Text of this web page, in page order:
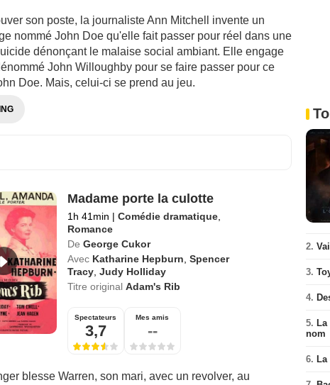
son poste, la journaliste Ann Mitchell invente un
nommé John Doe qu'elle fait passer pour réel dans une
dénonçant le malaise social ambiant. Elle engage
John Willoughby pour se faire passer pour ce
Doe. Mais, celui-ci se prend au jeu.
Madame porte la culotte
1h 41min | Comédie dramatique,
Romance
De George Cukor
Avec Katharine Hepburn Spencer
Tracy, Judy Holliday
Titre original Adam's Rib
Spectateurs
3,7
Mes amis
--
blesse Warren, son mari, avec un revolver, au
2.
3.
4.
5.
nom
6.